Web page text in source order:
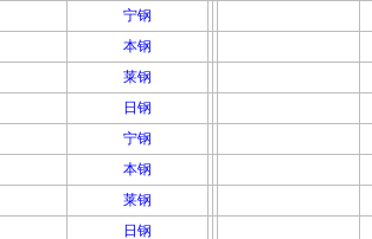
宁钢
本钢
莱钢
日钢
宁钢
本钢
莱钢
日钢